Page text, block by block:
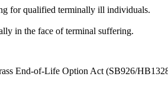
for qualified terminally ill individuals.
in the face of terminal suffering.
End-of-Life Option Act (SB926/